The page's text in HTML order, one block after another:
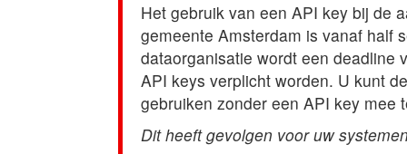
Het gebruik van een API key bij de
gemeente Amsterdam is vanaf half
dataorganisatie wordt een deadline
API keys verplicht worden. U kunt
gebruiken zonder een API key mee
Dit heeft gevolgen voor uw